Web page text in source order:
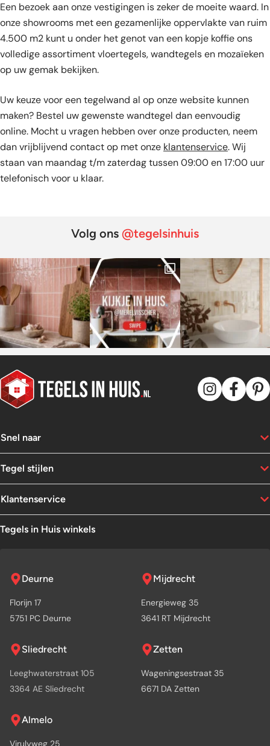
Een bezoek aan onze vestigingen is zeker de moeite waard. In
onze showrooms met een gezamenlijke oppervlakte van ruim
4.500 m2 kunt u onder het genot van een kopje koffie ons
volledige assortiment vloertegels, wandtegels en mozaïeken
op uw gemak bekijken.
Uw keuze voor een tegelwand al op onze website kunnen
maken? Bestel uw gewenste wandtegel dan eenvoudig
online. Mocht u vragen hebben over onze producten, neem
dan vrijblijvend contact op met onze klantenservice. Wij
staan van maandag t/m zaterdag tussen 09:00 en 17:00 uur
telefonisch voor u klaar.
Volg ons @tegelsinhuis
Snel naar
Tegel stijlen
Klantenservice
Tegels in Huis winkels
Deurne
Florijn 17
5751 PC Deurne
Mijdrecht
Energieweg 35
3641 RT Mijdrecht
Sliedrecht
Leeghwaterstraat 105
3364 AE Sliedrecht
Zetten
Wageningsestraat 35
6671 DA Zetten
Almelo
Virulyweg 25